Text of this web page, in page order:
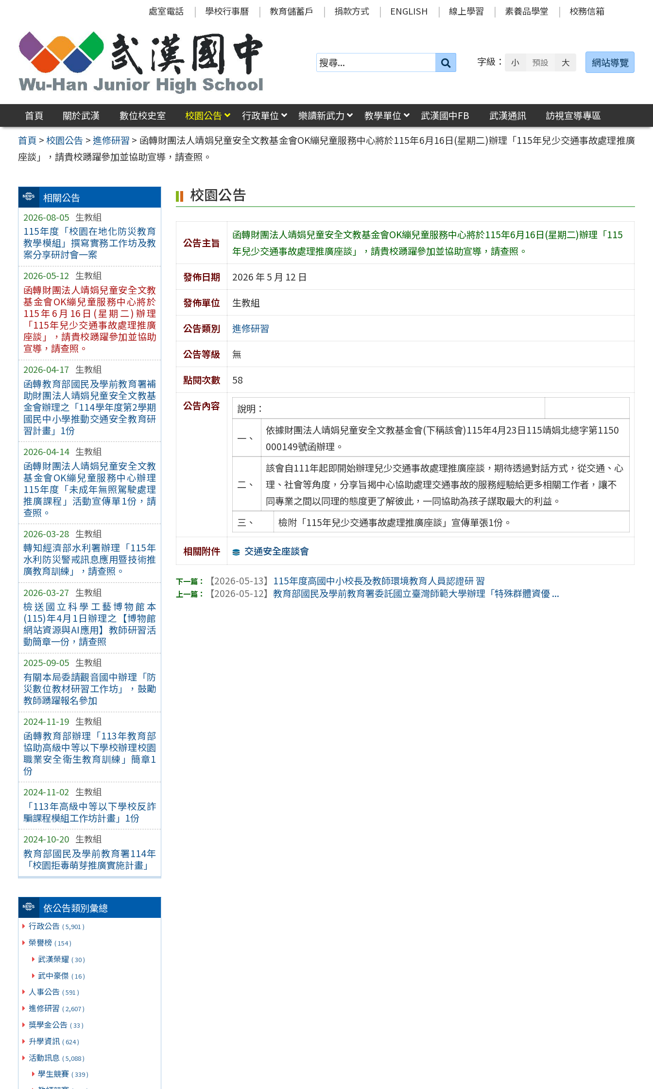
區
處室電話 學校行事曆 教育儲蓄戶 捐款方式 ENGLISH 線上學習 素養品學堂 校務信箱
搜
字級： 小 預設 大 網站導覽
首頁 關於武漢 數位校史室 校園公告 行政單位 樂讀新武力 教學單位 武漢國中FB 武漢通訊
訪視宣導專區
首頁 >校園公告 >進修研習 > 函轉財團法人靖娟兒童安全文教基金會OK繃兒童服務中心將於115年6月16日(星期二)辦理「115年兒少交通事故處理推廣
座談」，請貴校踴躍參加並協助宣導，請查照。
相關公告
2026-08-05 生教組
115年度「校園在地化防災教育
教學模組」撰寫實務工作坊及教
案分享研討會一案
2026-05-12 生教組
函轉財團法人靖娟兒童安全文教
基金會OK繃兒童服務中心將於
115年6月16日(星期二)辦理
「115年兒少交通事故處理推廣
座談」，請貴校踴躍參加並協助
宣導，請查照。
2026-04-17 生教組
函轉教育部國民及學前教育署補
助財團法人靖娟兒童安全文教基
金會辦理之「114學年度第2學期
國民中小學推動交通安全教育研
習計畫」1份
2026-04-14 生教組
函轉財團法人靖娟兒童安全文教
基金會OK繃兒童服務中心辦理
115年度「未成年無照駕駛處理
推廣課程」活動宣傳單1份，請
查照。
2026-03-28 生教組
轉知經濟部水利署辦理「115年
水利防災警戒訊息應用暨技術推
廣教育訓練」，請查照。
2026-03-27 生教組
檢送國立科學工藝博物館本
(115)年4月1日辦理之【博物館
網站資源與AI應用】教師研習活
動簡章一份，請查照
2025-09-05 生教組
有關本局委請觀音國中辦理「防
災數位教材研習工作坊」，鼓勵
教師踴躍報名參加
2024-11-19 生教組
函轉教育部辦理「113年教育部
協助高級中等以下學校辦理校園
職業安全衛生教育訓練」簡章1
份
2024-11-02 生教組
「113年高級中等以下學校反詐
騙課程模組工作坊計畫」1份
2024-10-20 生教組
教育部國民及學前教育署114年
「校園拒毒萌芽推廣實施計畫」
依公告類別彙總
行政公告 ( 5,901 )
榮譽榜 ( 154 )
武漢榮耀 ( 30 )
武中豪傑 ( 16 )
人事公告 ( 591 )
進修研習 ( 2,607 )
獎學金公告 ( 33 )
升學資訊 ( 624 )
活動訊息 ( 5,088 )
學生競賽 ( 339 )
校園公告
公告主旨
函轉財團法人靖娟兒童安全文教基金會OK繃兒童服務中心將於115年6月16日(星期二)辦理「115
年兒少交通事故處理推廣座談」，請貴校踴躍參加並協助宣導，請查照。
發佈日期
2026 年 5 月 12 日
發佈單位
生教組
公告類別
進修研習
公告等級
無
點閱次數
58
公告內容
說明：
一、
依據財團法人靖娟兒童安全文教基金會(下稱該會)115年4月23日115靖娟北總字第1150
000149號函辦理。
二、
該會自111年起即開始辦理兒少交通事故處理推廣座談，期待透過對話方式，從交通、心
理、社會等角度，分享旨揭中心協助處理交通事故的服務經驗給更多相關工作者，讓不
同專業之間以同理的態度更了解彼此，一同協助為孩子謀取最大的利益。
三、
檢附「115年兒少交通事故處理推廣座談」宣傳單張1份。
相關附件 交通安全座談會
【2026-05-13】 115年度高國中小校長及教師環境教育人員認證研 習
【2026-05-12】教育部國民及學前教育署委託國立臺灣師範大學辦理「特殊群體資優 ...